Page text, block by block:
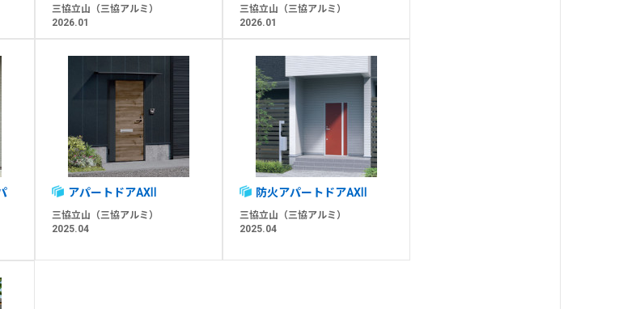
三協立山（三協アルミ）
2026.01
三協立山（三協アルミ）
2026.01
アパートドアAXⅡ
三協立山（三協アルミ）
2025.04
防火アパートドアAXⅡ
三協立山（三協アルミ）
2025.04